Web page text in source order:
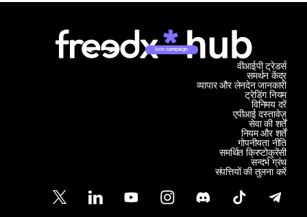
Join campaign
समर्थन केंद्र
व्यापार और लेनदेन जानकारी
वीआईपी ट्रेडर्स
ट्रेडिंग नियम
विनिमय दरें
एपीआई दस्तावेज़
सेवा की शर्तें
नियम और शर्तें
गोपनीयता नीति
समर्थित क्रिप्टोकुरेंसी
सन्दर्भ ग्रंथ
संपत्तियों की तुलना करें